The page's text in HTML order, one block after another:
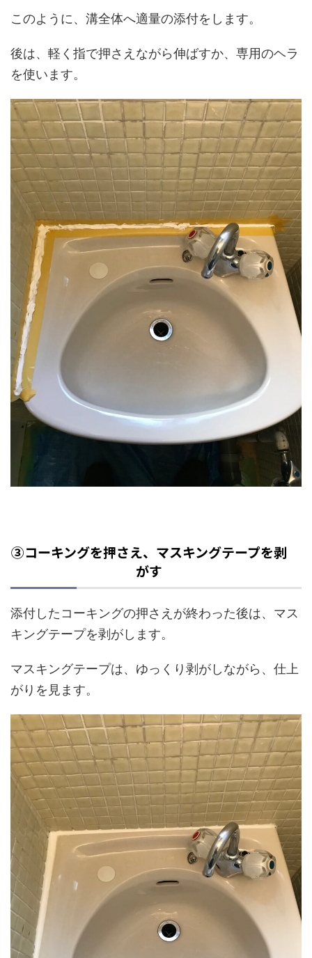
このように、溝全体へ適量の添付をします。
後は、軽く指で押さえながら伸ばすか、専用のヘラ
を使います。
③コーキングを押さえ、マスキングテープを剥
がす
添付したコーキングの押さえが終わった後は、マス
キングテープを剥がします。
マスキングテープは、ゆっくり剥がしながら、仕上
がりを見ます。